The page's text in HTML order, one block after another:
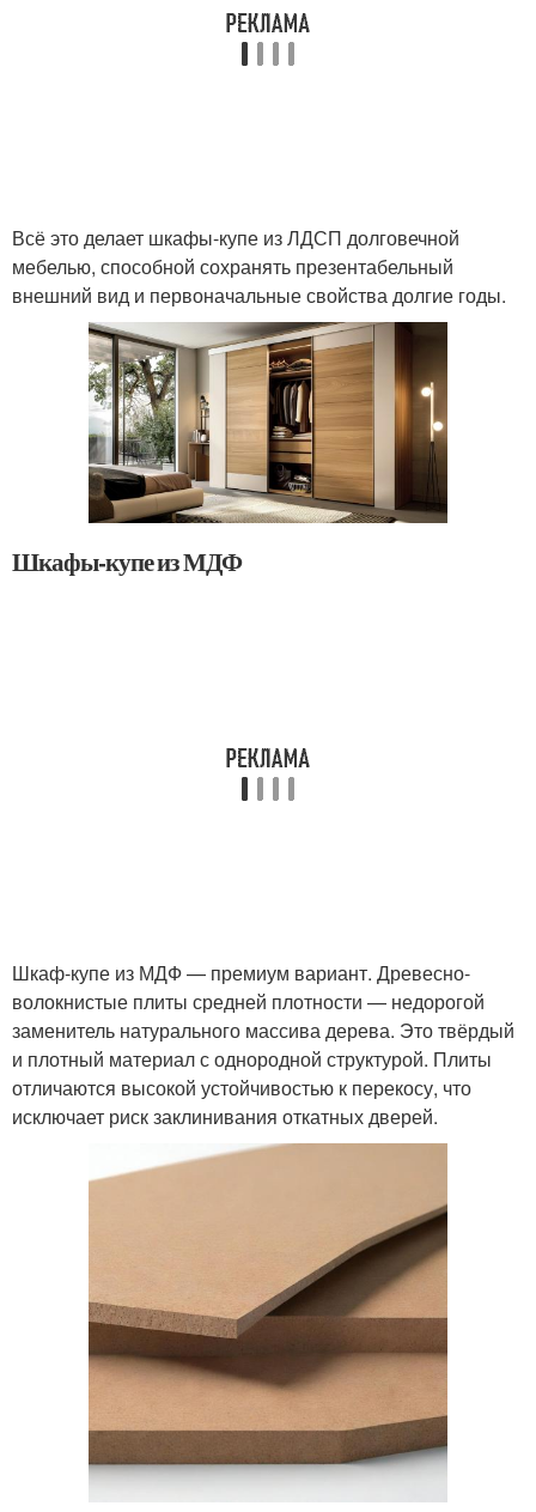
Всё это делает шкафы-купе из ЛДСП долговечной
мебелью, способной сохранять презентабельный
внешний вид и первоначальные свойства долгие годы.
Шкафы-купе из МДФ
Шкаф-купе из МДФ — премиум вариант. Древесно-
волокнистые плиты средней плотности — недорогой
заменитель натурального массива дерева. Это твёрдый
и плотный материал с однородной структурой. Плиты
отличаются высокой устойчивостью к перекосу, что
исключает риск заклинивания откатных дверей.